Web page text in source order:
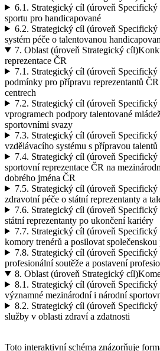
6.1. Strategický cíl (úroveň
sportu pro handicapované
6.2. Strategický cíl (úroveň
systém péče o talentovanou
7. Oblast (úroveň Strategický cíl)
reprezentace ČR
7.1. Strategický cíl (úroveň
podmínky pro přípravu reprezentantů
centrech
7.2. Strategický cíl (úroveň
vprogramech podpory talentované
sportovními svazy
7.3. Strategický cíl (úroveň
vzdělávacího systému s přípravou talentů
7.4. Strategický cíl (úroveň
sportovní reprezentace ČR na
dobrého jména ČR
7.5. Strategický cíl (úroveň
zdravotní péče o státní reprezentanty a
7.6. Strategický cíl (úroveň
státní reprezentanty po ukončení kariéry
7.7. Strategický cíl (úroveň
komory trenérů a posilovat společenskou
7.8. Strategický cíl (úroveň
profesionální soutěže a postavení
8. Oblast (úroveň Strategický cíl)
8.1. Strategický cíl (úroveň
významné mezinárodní i národní
8.2. Strategický cíl (úroveň
služby v oblasti zdraví a zdatnosti
Toto interaktivní schéma znázorňuje